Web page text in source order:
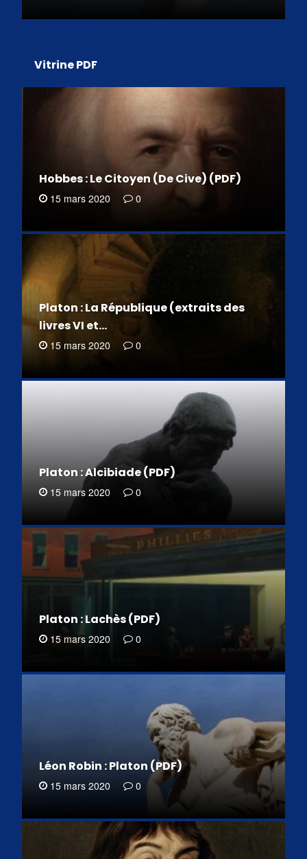
Vitrine PDF
Hobbes : Le Citoyen (De Cive) (PDF)
15 mars 2020 0
Platon : La République (extraits des
livres VI et…
15 mars 2020 0
Platon : Alcibiade (PDF)
15 mars 2020 0
Platon : Lachès (PDF)
15 mars 2020 0
Léon Robin : Platon (PDF)
15 mars 2020 0